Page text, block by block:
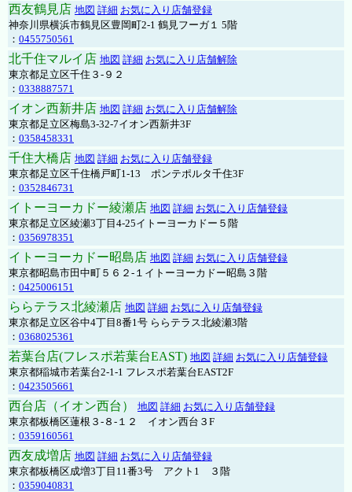
西友鶴見店 地図 詳細 お気に入り店舗登録
神奈川県横浜市鶴見区豊岡町2-1 鶴見フーガ１ 5階
： 0455750561
北千住マルイ店 地図 詳細 お気に入り店舗解除
東京都足立区千住３-９２
： 0338887571
イオン西新井店 地図 詳細 お気に入り店舗解除
東京都足立区梅島3-32-7イオン西新井3F
： 0358458331
千住大橋店 地図 詳細 お気に入り店舗登録
東京都足立区千住橋戸町1-13 ポンテポルタ千住3F
： 0352846731
イトーヨーカドー綾瀬店 地図 詳細 お気に入り店舗登録
東京都足立区綾瀬3丁目4-25イトーヨーカドー５階
： 0356978351
イトーヨーカドー昭島店 地図 詳細 お気に入り店舗登録
東京都昭島市田中町５６２-１イトーヨーカドー昭島３階
： 0425006151
ららテラス北綾瀬店 地図 詳細 お気に入り店舗登録
東京都足立区谷中4丁目8番1号 ららテラス北綾瀬3階
： 0368025361
若葉台店(フレスポ若葉台EAST) 地図 詳細 お気に入り店舗登録
東京都稲城市若葉台2-1-1 フレスポ若葉台EAST2F
： 0423505661
西台店（イオン西台） 地図 詳細 お気に入り店舗登録
東京都板橋区蓮根３-８-１２ イオン西台３F
： 0359160561
西友成増店 地図 詳細 お気に入り店舗登録
東京都板橋区成増3丁目11番3号 アクト1 ３階
： 0359040831